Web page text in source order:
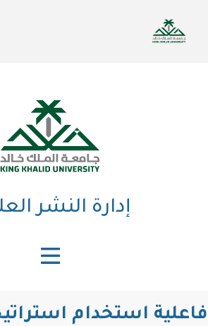
المحتوى
إدارة النشر
فاعلية استخدام